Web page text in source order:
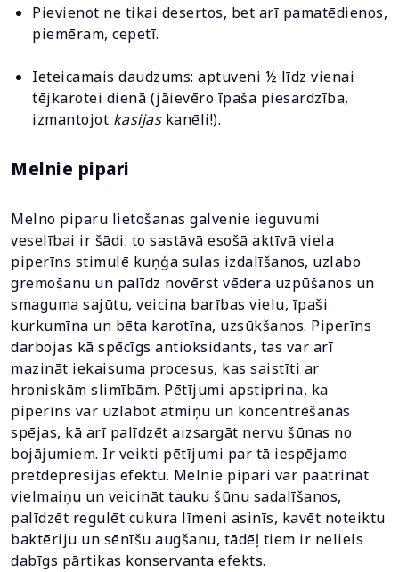
Pievienot ne tikai desertos, bet arī pamatēdienos,
piemēram, cepetī.
Ieteicamais daudzums: aptuveni ½ līdz vienai
tējkarotei dienā (jāievēro īpaša piesardzība,
izmantojot kasijas kanēli!).
Melnie pipari
Melno piparu lietošanas galvenie ieguvumi
veselībai ir šādi: to sastāvā esošā aktīvā viela
piperīns stimulē kuņģa sulas izdalīšanos, uzlabo
gremošanu un palīdz novērst vēdera uzpūšanos un
smaguma sajūtu, veicina barības vielu, īpaši
kurkumīna un bēta karotīna, uzsūkšanos. Piperīns
darbojas kā spēcīgs antioksidants, tas var arī
mazināt iekaisuma procesus, kas saistīti ar
hroniskām slimībām. Pētījumi apstiprina, ka
piperīns var uzlabot atmiņu un koncentrēšanās
spējas, kā arī palīdzēt aizsargāt nervu šūnas no
bojājumiem. Ir veikti pētījumi par tā iespējamo
pretdepresijas efektu. Melnie pipari var paātrināt
vielmaiņu un veicināt tauku šūnu sadalīšanos,
palīdzēt regulēt cukura līmeni asinīs, kavēt noteiktu
baktēriju un sēnīšu augšanu, tādēļ tiem ir neliels
dabīgs pārtikas konservanta efekts.